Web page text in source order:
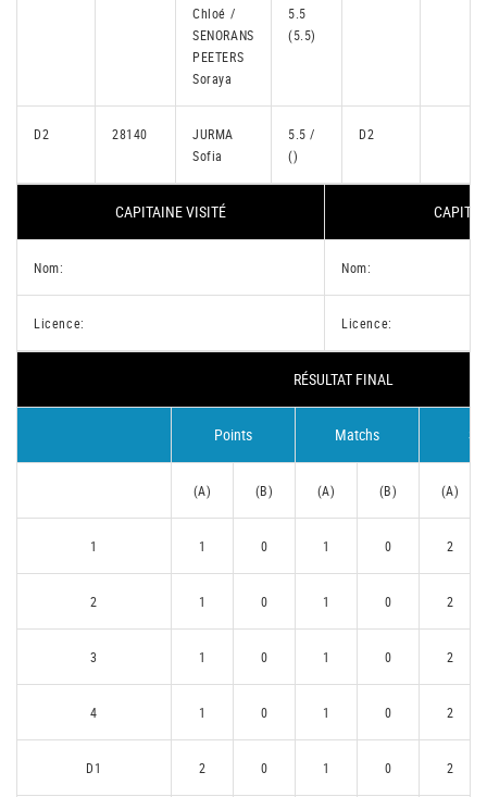
Chloé /
SENORANS
PEETERS
Soraya
5.5
(5.5)
D2 28140
JURMA
Sofia
5.5 /
()
D2
CAPITAINE VISITÉ
Nom: Nom:
Licence: Licence:
RÉSULTAT FINAL
Points Matchs
(A) (B) (A) (B) (A)
1 1 0 1 0 2
2 1 0 1 0 2
3 1 0 1 0 2
4 1 0 1 0 2
D1 2 0 1 0 2